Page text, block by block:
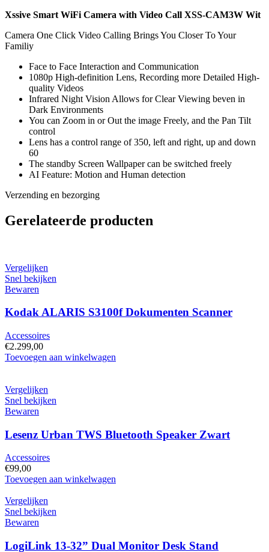
Xssive Smart WiFi Camera with Video Call XSS-CAM3W Wit
Camera One Click Video Calling Brings You Closer To Your
Familiy
Face to Face Interaction and Communication
1080p High-definition Lens, Recording more Detailed High-
quality Videos
Infrared Night Vision Allows for Clear Viewing beven in
Dark Environments
You can Zoom in or Out the image Freely, and the Pan Tilt
control
Lens has a control range of 350, left and right, up and down
60
The standby Screen Wallpaper can be switched freely
AI Feature: Motion and Human detection
Verzending en bezorging
Gerelateerde producten
Vergelijken
Snel bekijken
Bewaren
Kodak ALARIS S3100f Dokumenten Scanner
Accessoires
€2.299,00
Kodak
Dokumenten
Scanner
hoeveelheid
Toevoegen aan winkelwagen
Vergelijken
Snel bekijken
Bewaren
Lesenz Urban TWS Bluetooth Speaker Zwart
Accessoires
€99,00
Lesenz
TWS
Bluetooth
Speaker
hoeveelheid
Toevoegen aan winkelwagen
Vergelijken
Snel bekijken
Bewaren
LogiLink 13-32” Dual Monitor Desk Stand